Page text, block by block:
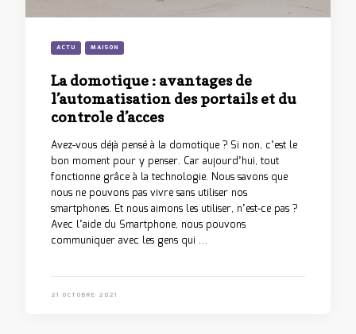
ACTU MAISON
La domotique : avantages de
l’automatisation des portails et du
controle d’acces
Avez-vous déjà pensé à la domotique ? Si non, c’est le
bon moment pour y penser. Car aujourd’hui, tout
fonctionne grâce à la technologie. Nous savons que
nous ne pouvons pas vivre sans utiliser nos
smartphones. Et nous aimons les utiliser, n’est-ce pas ?
Avec l’aide du Smartphone, nous pouvons
communiquer avec les gens qui …
21 OCTOBRE 2021